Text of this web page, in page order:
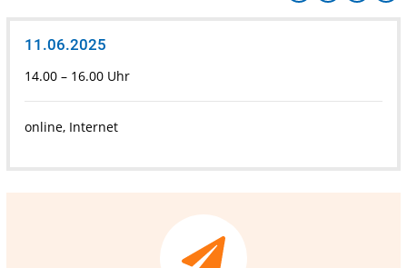
11.06.2025
14.00 – 16.00 Uhr
online, Internet